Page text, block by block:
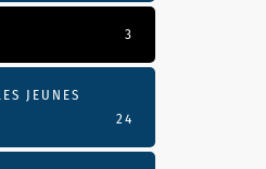
3
JEUNES
24